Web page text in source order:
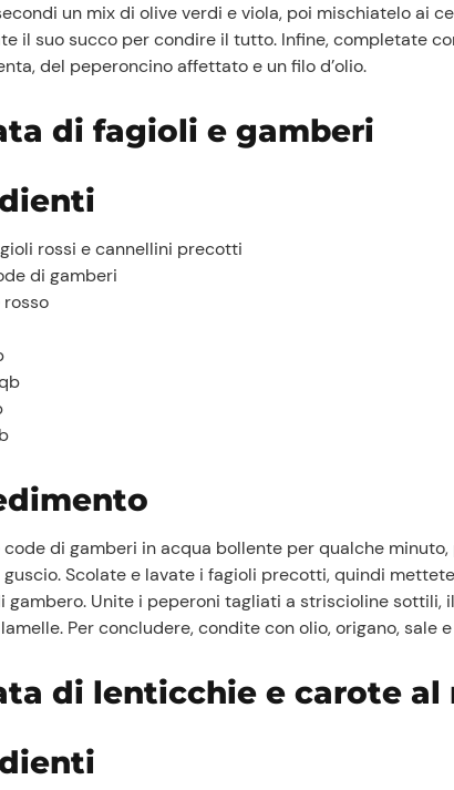
un mix di olive verdi e viola, poi mischiatelo ai
il suo succo per condire il tutto. Infine, completate
del peperoncino affettato e un filo d’olio.
di fagioli e gamberi
rossi e cannellini precotti
di gamberi
rosso
di gamberi in acqua bollente per qualche
Scolate e lavate i fagioli precotti, quindi
gambero. Unite i peperoni tagliati a striscioline sottili,
Per concludere, condite con olio, origano, sale
di lenticchie e carote al